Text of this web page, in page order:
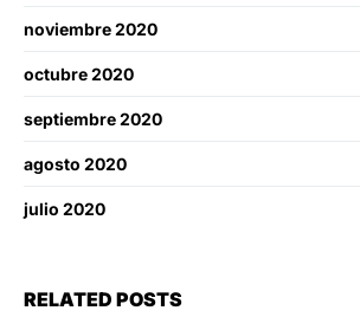
noviembre 2020
octubre 2020
septiembre 2020
agosto 2020
julio 2020
RELATED POSTS